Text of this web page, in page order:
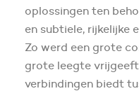
oplossingen ten
en subtiele, rijkelijke
Zo werd een grote
grote leegte
verbindingen biedt